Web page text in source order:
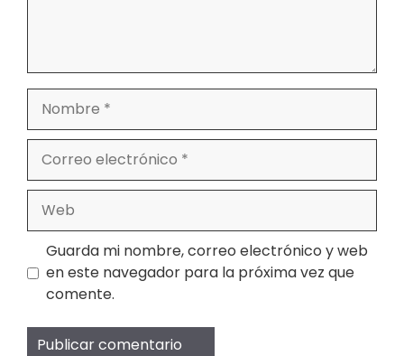
Nombre
electrónico
Guarda mi nombre, correo electrónico y web
en este navegador para la próxima vez que
comente.